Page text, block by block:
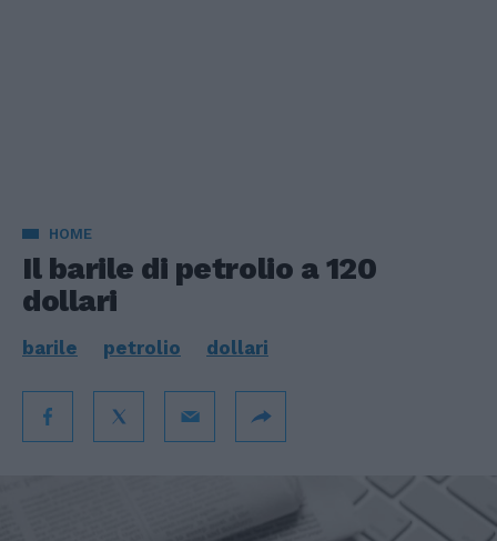
HOME
Il barile di petrolio a 120
dollari
barile petrolio dollari